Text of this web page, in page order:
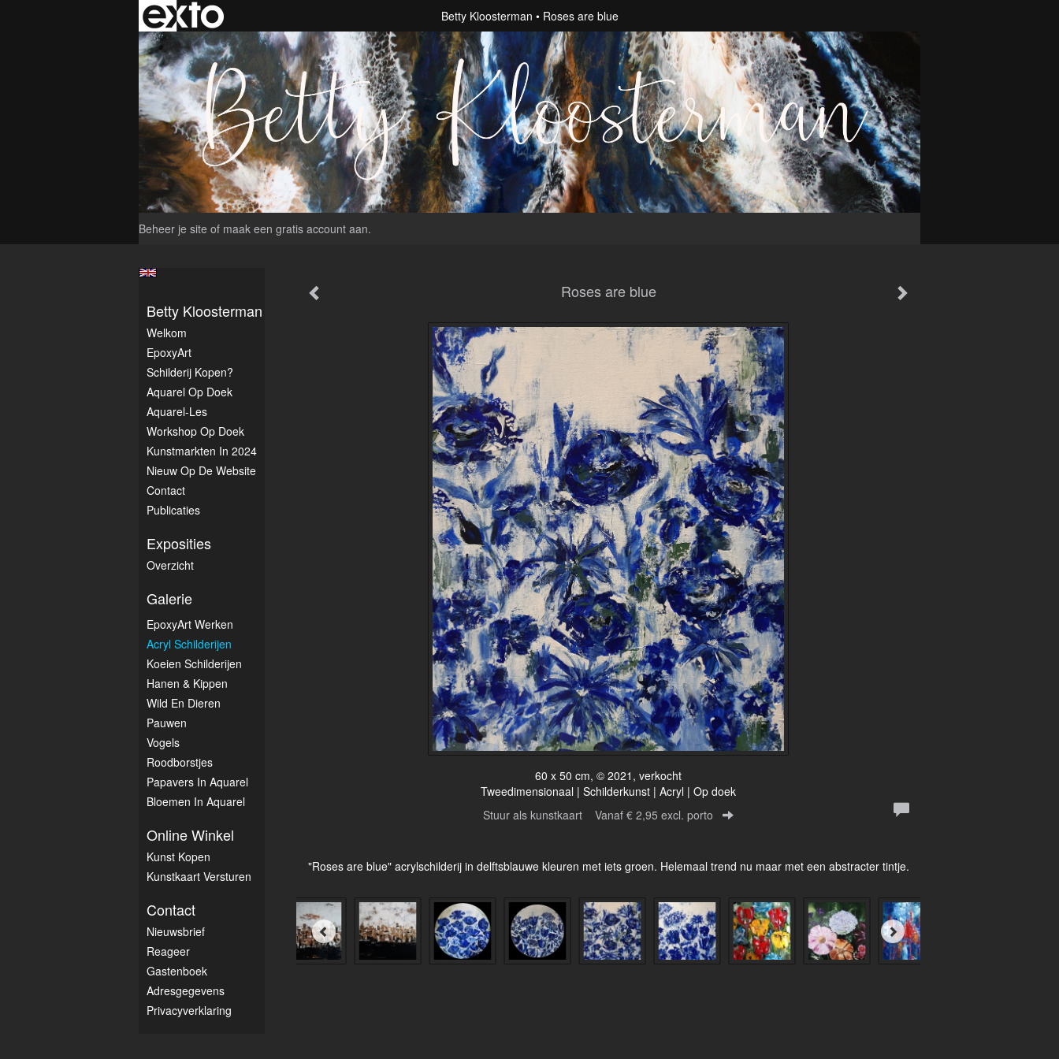
Betty Kloosterman Roses are blue
Beheer je site of maak een gratis account aan.
Roses are blue
60 x 50 cm, © 2021, verkocht
Tweedimensionaal | Schilderkunst | Acryl | Op doek
Stuur als kunstkaart Vanaf € 2,95 excl. porto
"Roses are blue" acrylschilderij in delftsblauwe kleuren met iets groen. Helemaal trend nu maar met een abstracter tintje.
Betty Kloosterman
Welkom
EpoxyArt
Schilderij Kopen?
Aquarel Op Doek
Aquarel-Les
Workshop Op Doek
Kunstmarkten In 2024
Nieuw Op De Website
Contact
Publicaties
Exposities
Overzicht
Galerie
EpoxyArt Werken
Acryl Schilderijen
Koeien Schilderijen
Hanen & Kippen
Wild En Dieren
Pauwen
Vogels
Roodborstjes
Papavers In Aquarel
Bloemen In Aquarel
Online Winkel
Kunst Kopen
Kunstkaart Versturen
Contact
Nieuwsbrief
Reageer
Gastenboek
Adresgegevens
Privacyverklaring